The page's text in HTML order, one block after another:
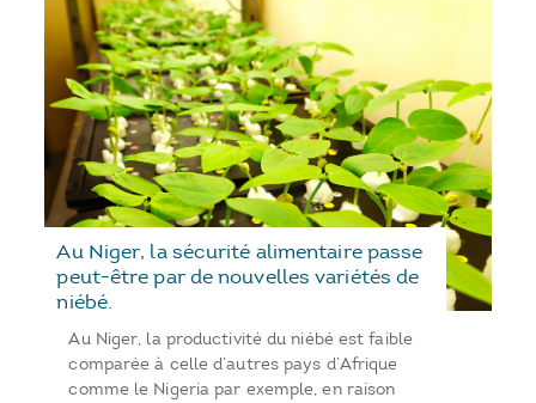
Au Niger, la sécurité alimentaire passe
peut-être par de nouvelles variétés de
niébé.
Au Niger, la productivité du niébé est faible
comparée à celle d’autres pays d’Afrique
comme le Nigeria par exemple, en raison